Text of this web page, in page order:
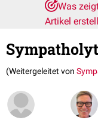
Was
Artikel
(Weitergeleitet von